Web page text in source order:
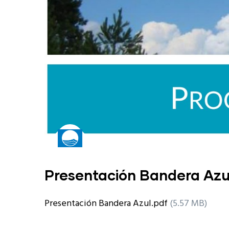
Presentación Bandera
Presentación Bandera Azul.pdf (5.57 MB)